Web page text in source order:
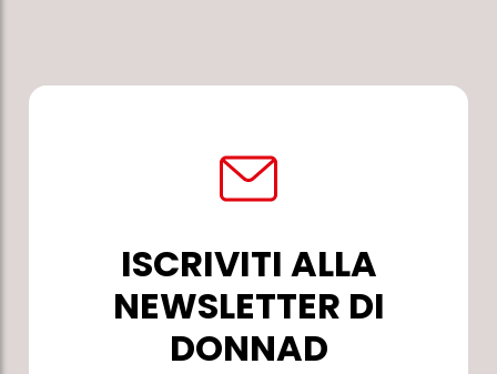
ISCRIVITI ALLA
NEWSLETTER DI
DONNAD